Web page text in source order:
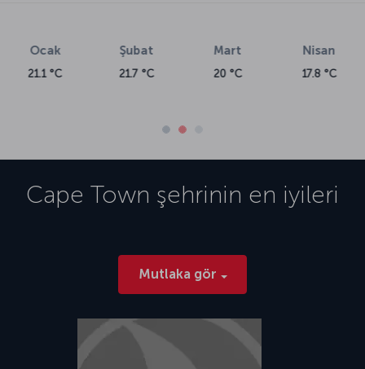
°C
Cape Town şehrinin en iyileri
Mutlaka gör